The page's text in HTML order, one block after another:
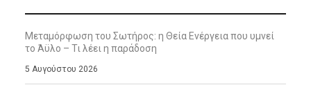
Μεταμόρφωση του Σωτήρος: η Θεία Ενέργεια που υμνεί
το Άϋλο – Τι λέει η παράδοση
5 Αυγούστου 2026